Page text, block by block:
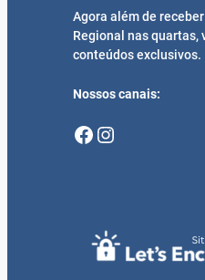
Agora além de
Regional nas quartas,
conteúdos exclusivos.
Nossos canais:
Facebook Instagram